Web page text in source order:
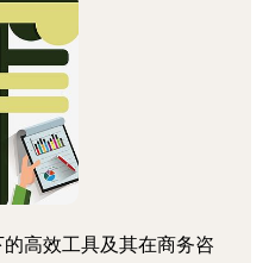
高效工具及其在商务咨